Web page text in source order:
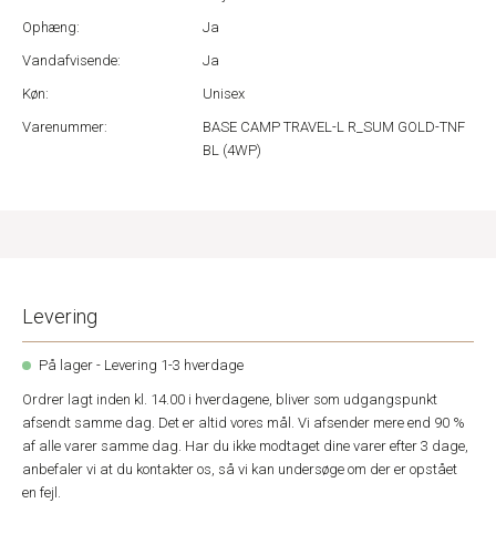
Ophæng:
Ja
Vandafvisende:
Ja
Køn:
Unisex
Varenummer:
BASE CAMP TRAVEL-L R_SUM GOLD-TNF
BL (4WP)
Levering
På lager - Levering 1-3 hverdage
Ordrer lagt inden kl. 14.00 i hverdagene, bliver som udgangspunkt
afsendt samme dag. Det er altid vores mål. Vi afsender mere end 90 %
af alle varer samme dag. Har du ikke modtaget dine varer efter 3 dage,
anbefaler vi at du kontakter os, så vi kan undersøge om der er opstået
en fejl.